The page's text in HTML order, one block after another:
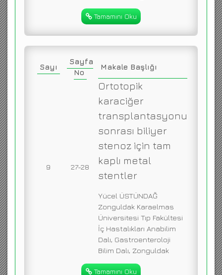
Tamamını Oku
Sayı
Sayfa
No
Makale Başlığı
9 27-28
Ortotopik
karaciğer
transplantasyonu
sonrası biliyer
stenoz için tam
kaplı metal
stentler
Yücel ÜSTÜNDAĞ
Zonguldak Karaelmas
Üniversitesi Tıp Fakültesi
İç Hastalıkları Anabilim
Dalı, Gastroenteroloji
Bilim Dalı, Zonguldak
Tamamını Oku